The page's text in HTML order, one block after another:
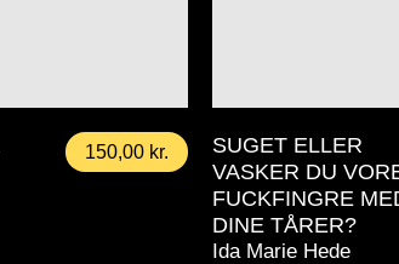
150,00 kr.
SUGET ELLER
VASKER DU
FUCKFINGRE
DINE TÅRER?
Ida Marie Hede